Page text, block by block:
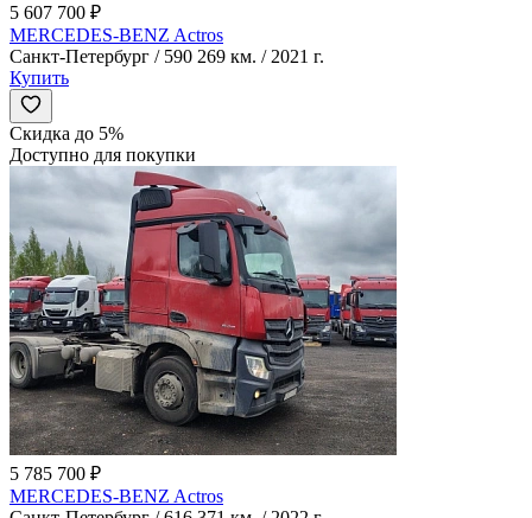
5 607 700 ₽
MERCEDES-BENZ Actros
Санкт-Петербург / 590 269 км. / 2021 г.
Купить
Скидка до 5%
Доступно для покупки
5 785 700 ₽
MERCEDES-BENZ Actros